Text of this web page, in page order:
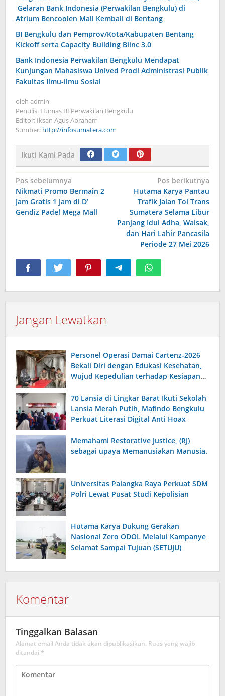
Gelaran Bank Indonesia (Perwakilan Bengkulu) di
Atrium Bencoolen Mall Kembali di Bentang
BI Bengkulu dan Pemprov/Kota/Kabupaten Bentang
Kickoff serta Capacity Building Blinc 3.0
Bank Indonesia Perwakilan Bengkulu Mendapat
Kunjungan Mahasiswa Unived Prodi Administrasi Publik
Fakultas Ilmu-ilmu Sosial
oleh admin
Penulis: Humas BI Perwakilan Bengkulu
Editor: Iksan Agus Abraham
Sumber: http://infosumatera.com
Ikuti Kami Pada
Navigasi
pos
Pos sebelumnya
Nikmati Promo Bermain 2
Jam Gratis 1 Jam di D’
Gendiz Padel Mega Mall
Pos berikutnya
Hutama Karya Pantau
Trafik Jalan Tol Trans
Sumatera Selama Libur
Panjang Idul Adha, Waisak,
dan Hari Lahir Pancasila
Periode 27 Mei 2026
Jangan Lewatkan
Personel Operasi Damai Cartenz-2026
Bekali Diri dengan Edukasi Kesehatan,
Wujud Kepedulian terhadap Kesiapan
70 Lansia di Lingkar Barat Ikuti Sekolah
Lansia Merah Putih, Mafindo Bengkulu
Perkuat Literasi Digital Anti Hoax
Memahami Restorative Justice, (RJ)
sebagai upaya Memanusiakan Manusia.
Universitas Palangka Raya Perkuat SDM
Polri Lewat Pusat Studi Kepolisian
Hutama Karya Dukung Gerakan
Nasional Zero ODOL Melalui Kampanye
Selamat Sampai Tujuan (SETUJU)
Komentar
Tinggalkan Balasan
Alamat email Anda tidak akan dipublikasikan. Ruas yang wajib
ditandai *